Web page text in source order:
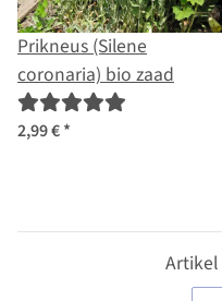
Prikneus (Silene
coronaria) bio zaad
2,99 €*
Artikel